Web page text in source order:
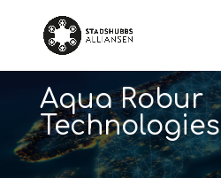
Aqua Robur
Technologies